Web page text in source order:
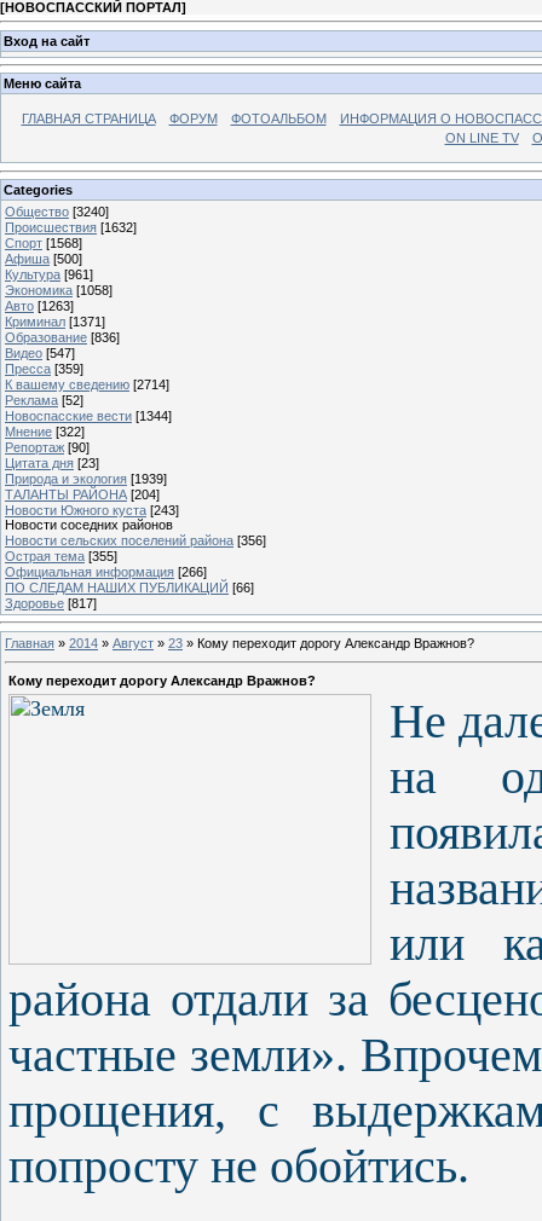
[НОВОСПАССКИЙ ПОРТАЛ]
Вход на сайт
Меню сайта
ГЛАВНАЯ СТРАНИЦА ФОРУМ ФОТОАЛЬБОМ
ИНФОРМАЦИЯ О
ON LINE TV
Categories
Общество [3240]
Происшествия [1632]
Спорт [1568]
Афиша [500]
Культура [961]
Экономика [1058]
Авто [1263]
Криминал [1371]
Образование [836]
Видео [547]
Пресса [359]
К вашему сведению [2714]
Реклама [52]
Новоспасские вести [1344]
Мнение [322]
Репортаж [90]
Цитата дня [23]
Природа и экология [1939]
ТАЛАНТЫ РАЙОНА [204]
Новости Южного куста [243]
Новости соседних районов
Новости сельских поселений района [356]
Острая тема [355]
Официальная информация [266]
ПО СЛЕДАМ НАШИХ ПУБЛИКАЦИЙ [66]
Здоровье [817]
Главная » 2014 » Август » 23 » Кому переходит дорогу Александр Вражнов?
Кому переходит дорогу Александр Вражнов?
Не
на
или
района отдали за
частные земли».
прощения, с
попросту не обойтись.